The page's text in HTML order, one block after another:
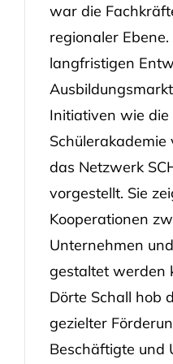
war die
regionaler
langfristigen
Initiativen wie die
das Netzwerk
vorgestellt. Sie
Kooperationen
Unternehmen
gestaltet werden
Dörte Schall hob
gezielter
Beschäftigte und